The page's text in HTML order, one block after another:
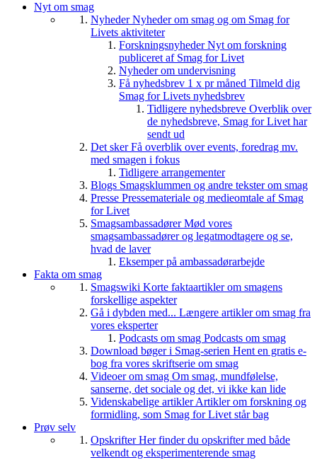
Nyt om smag
NyhederNyheder om smag og om Smag for
Livets aktiviteter
ForskningsnyhederNyt om forskning
publiceret af Smag for Livet
Nyheder om undervisning
Få nyhedsbrev 1 x pr måned Tilmeld dig
Smag for Livets nyhedsbrev
Tidligere nyhedsbreve Overblik over
de nyhedsbreve, Smag for Livet har
sendt ud
Det skerFå overblik over events, foredrag mv.
med smagen i fokus
Tidligere arrangementer
Blogs Smagsklummen og andre tekster om smag
Presse Pressemateriale og medieomtale af Smag
for Livet
SmagsambassadørerMød vores
smagsambassadører og legatmodtagere og se,
hvad de laver
Eksemper på ambassadørarbejde
Fakta om smag
Smagswiki Korte faktaartikler om smagens
forskellige aspekter
Gå i dybden med... Længere artikler om smag fra
vores eksperter
Podcasts om smag Podcasts om smag
Download bøger i Smag-serien Hent en gratis e-
bog fra vores skriftserie om smag
Videoer om smag Om smag, mundfølelse,
sanserne, det sociale og det, vi ikke kan lide
Videnskabelige artiklerArtikler om forskning og
formidling, som Smag for Livet står bag
Prøv selv
OpskrifterHer finder du opskrifter med både
velkendt og eksperimenterende smag